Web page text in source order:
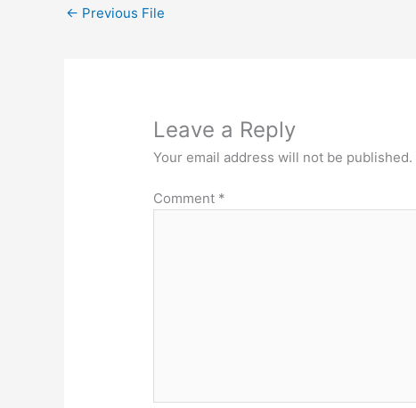
← Previous File
Leave a Reply
Your email address will not be published.
Comment *